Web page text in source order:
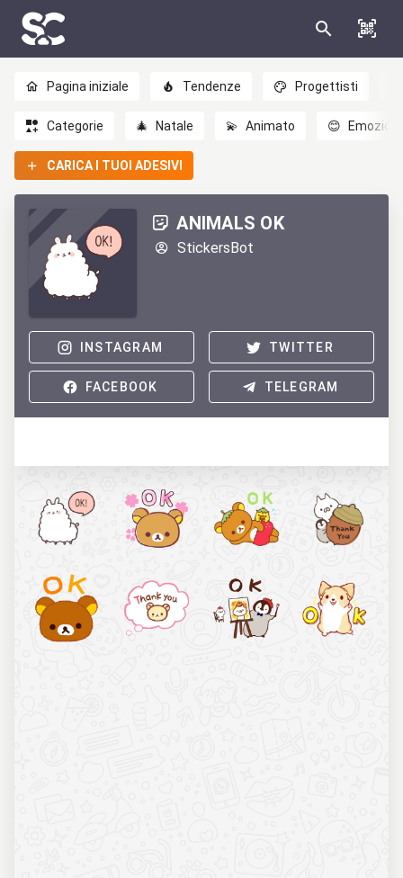
Pagina iniziale Tendenze Progettisti
Categorie 🎄 Natale 💫 Animato 😊 Emozioni
CARICA I TUOI ADESIVI
ANIMALS OK
StickersBot
INSTAGRAM TWITTER
FACEBOOK TELEGRAM